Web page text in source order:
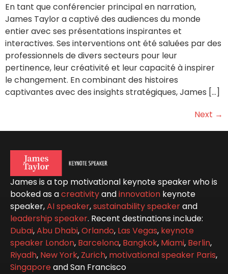
En tant que conférencier principal en narration,
James Taylor a captivé des audiences du monde
entier avec ses présentations inspirantes et
interactives. Ses interventions ont été saluées par des
professionnels de divers secteurs pour leur
pertinence, leur créativité et leur capacité à inspirer
le changement. En combinant des histoires
captivantes avec des insights stratégiques, James […]
Next →
James is a top motivational keynote speaker who is
booked as acreativityandinnovation keynote
speaker,AI speaker,sustainability speakerand
leadership speaker. Recent destinations include:
Dubai,Abu Dhabi,Orlando, Las Vegas, keynote
speaker London, Barcelona, Bangkok, Miami, Berlin,
Riyadh, New York, Zurich, motivational speaker Paris,
Singaporeand San Francisco